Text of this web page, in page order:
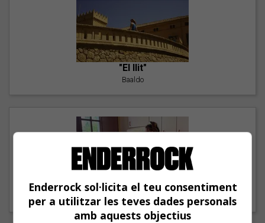
"El llit"
Baaldo
"Lo bueno y lo malo"
Carmen y María
Enderrock sol·licita el teu consentiment
per a utilitzar les teves dades personals
amb aquests objectius